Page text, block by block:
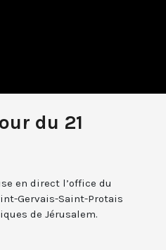
du 21
en direct l’office du
Gervais-Saint-Protais
de Jérusalem.